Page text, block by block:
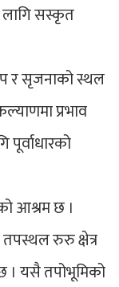
लागि सस्कृत
र सृजनाको स्थल
प्रभाव
आश्रम छ ।
तपस्थल रुरु क्षेत्र
। यसै तपोभूमिको